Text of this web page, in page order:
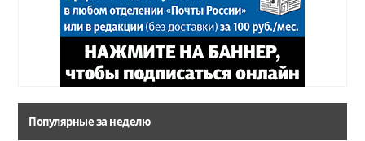
Популярные за неделю